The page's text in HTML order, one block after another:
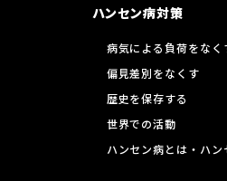
ハンセン病対策
病気による負荷をなく
偏見差別をなくす
歴史を保存する
世界での活動
ハンセン病とは・ハン